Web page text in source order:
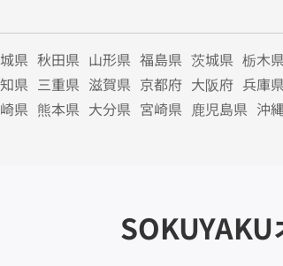
県 秋田県 山形県 福島県 茨城県 栃木県
県 三重県 滋賀県 京都府 大阪府 兵庫県
県 熊本県 大分県 宮崎県 鹿児島県 沖
SOKUYAKU